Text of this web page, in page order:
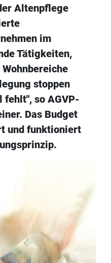
Altenpflege
im
Tätigkeiten,
stoppen
fehlt", so AGVP-
Das Budget
und funktioniert